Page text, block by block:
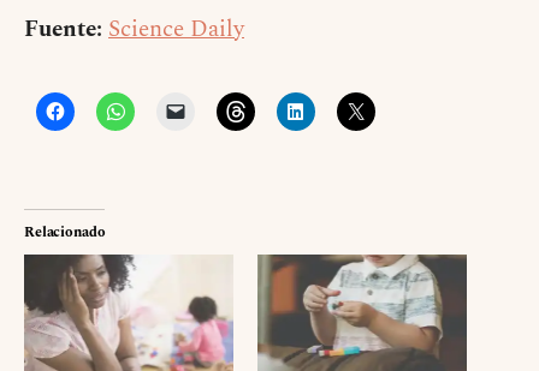
Fuente: Science Daily
Relacionado